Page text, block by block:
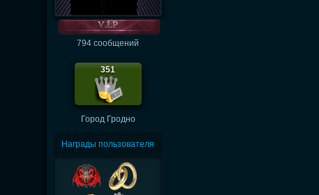
794 сообщений
351
Город Гродно
Награды пользователя